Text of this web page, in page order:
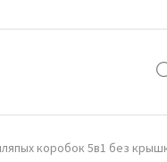
коробок 5в1 без